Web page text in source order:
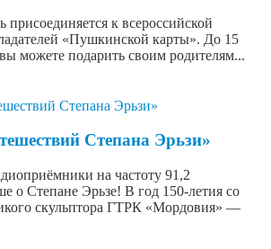
к всероссийской
«Пушкинской карты». До 15
можете подарить своим родителям...
Степана Эрьзи»
на частоту 91,2
о Степане Эрьзе! В год 150-летия со
скульптора ГТРК «Мордовия» —